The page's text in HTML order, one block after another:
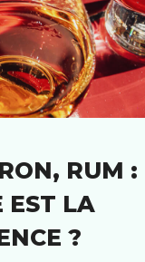
RUM :
EST LA
?